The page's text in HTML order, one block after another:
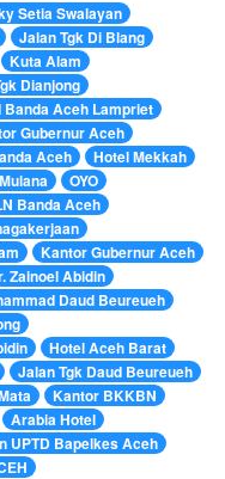
Setia Swalayan
Jalan Tgk Di Blang
Kuta Alam
Dianjong
Banda Aceh Lampriet
Gubernur Aceh
Aceh
Hotel Mekkah
OYO
Banda Aceh
Kantor Gubernur Aceh
Zainoel Abidin
Daud Beureueh
Hotel Aceh Barat
Jalan Tgk Daud Beureueh
Kantor BKKBN
Arabia Hotel
UPTD Bapelkes Aceh